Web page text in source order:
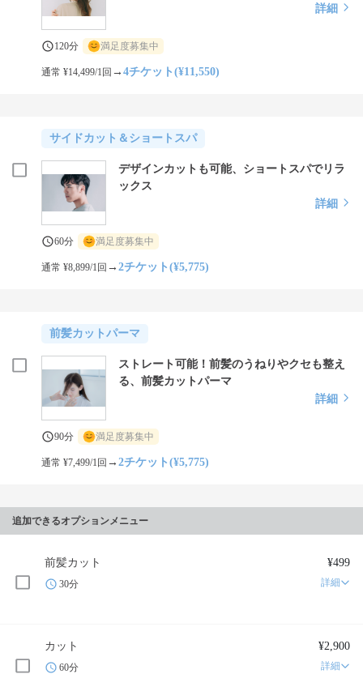
詳細
120分 満足度募集中
通常 ¥14,499/1回 →4チケット(¥11,550)
サイドカット＆ショートスパ
デザインカットも可能、ショートスパでリラ
ックス
詳細
60分 満足度募集中
通常 ¥8,899/1回 →2チケット(¥5,775)
前髪カットパーマ
ストレート可能！前髪のうねりやクセも整え
る、前髪カットパーマ
詳細
90分 満足度募集中
通常 ¥7,499/1回 →2チケット(¥5,775)
追加できるオプションメニュー
前髪カット ¥499
30分 詳細
カット ¥2,900
60分 詳細